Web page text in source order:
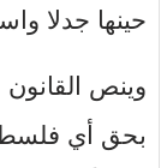
حينها جدلا
وينص
بحق أي